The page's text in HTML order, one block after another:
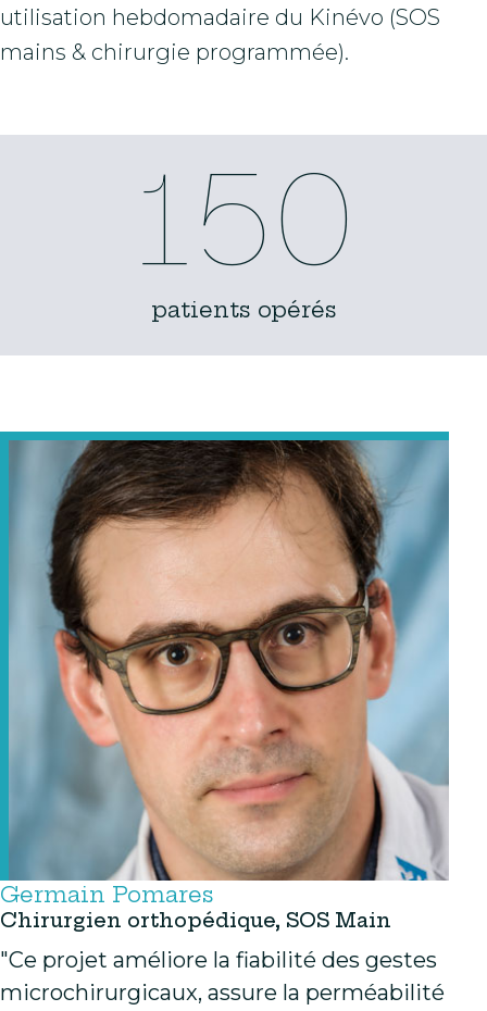
utilisation hebdomadaire du Kinévo (SOS
mains & chirurgie programmée).
150
patients opérés
Germain Pomares
Chirurgien orthopédique, SOS Main
"Ce projet améliore la fiabilité des gestes
microchirurgicaux, assure la perméabilité